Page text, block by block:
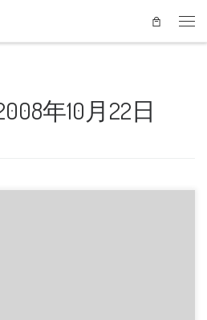
年10月22日